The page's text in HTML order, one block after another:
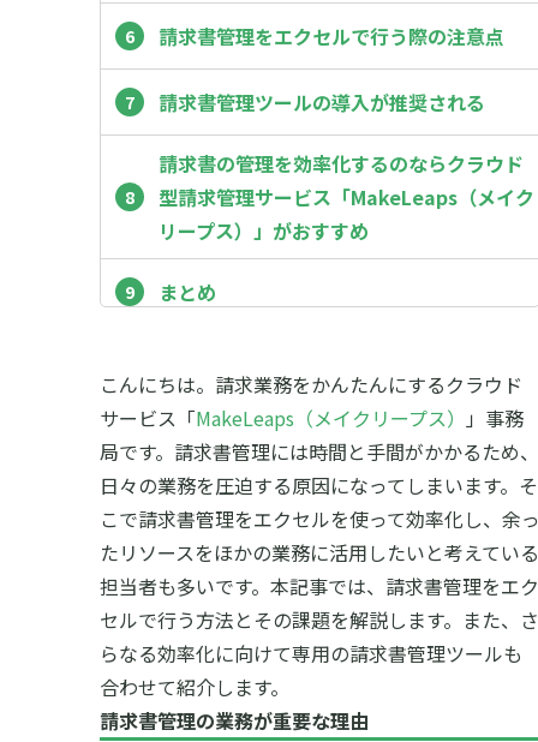
請求書管理をエクセルで行う際の注意点
請求書管理ツールの導入が推奨される
請求書の管理を効率化するのならクラウド
型請求管理サービス「MakeLeaps（メイク
リープス）」がおすすめ
まとめ
こんにちは。請求業務をかんたんにするクラウド
サービス「MakeLeaps（メイクリープス）
」事務
局です。 請求書管理には時間と手間がかかるため、
日々の業務を圧迫する原因になってしまいます。そ
こで請求書管理をエクセルを使って効率化し、余
たリソースをほかの業務に活用したいと考えている
担当者も多いです。 本記事では、請求書管理をエク
セルで行う方法とその課題を解説します。また、さ
らなる効率化に向けて専用の請求書管理ツールも
合わせて紹介します。
請求書管理の業務が重要な理由